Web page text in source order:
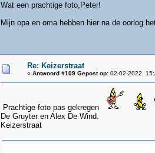
Wat een prachtige foto,Peter!
Mijn opa en oma hebben hier na de oorlog
Re: Keizerstraat
« Antwoord #109 Gepost op:02-02-2022,
Prachtige foto pas gekregen
De Gruyter en Alex De Wind.
Keizerstraat